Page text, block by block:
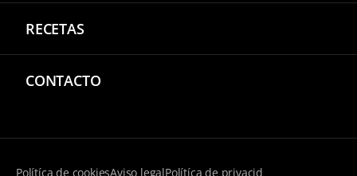
RECETAS
CONTACTO
Polítíca de cookiesAviso legalPolítíca de privacid